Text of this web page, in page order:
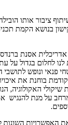
ציבור אותו
בנושא הקמת
אסנת
לחלום בגדול על
פנאי ונופש
בוחנת את
האקולוגיה,
על מנת להנגיש
האפשרויות השונות